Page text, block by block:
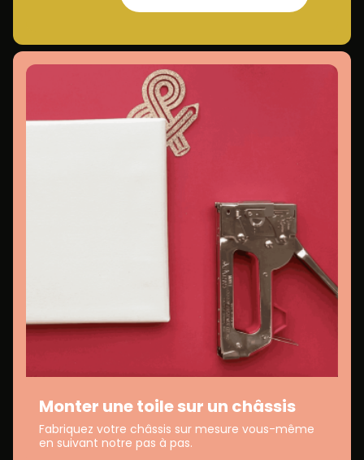
Monter une toile sur un châssis
Fabriquez votre châssis sur mesure vous-même
en suivant notre pas à pas.